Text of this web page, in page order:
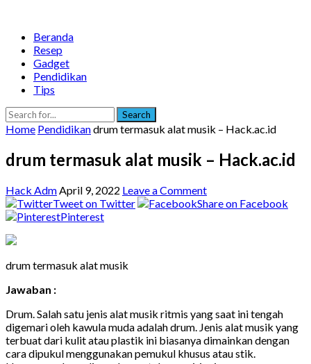
Beranda
Resep
Gadget
Pendidikan
Tips
Search
Home Pendidikandrum termasuk alat musik – Hack.ac.id
drum termasuk alat musik – Hack.ac.id
Hack AdmApril 9, 2022 Leave a Comment
Tweet on Twitter
Share on Facebook
Pinterest
drum termasuk alat musik
Jawaban :
Drum. Salah satu jenis alat musik ritmis yang saat ini tengah
digemari oleh kawula muda adalah drum. Jenis alat musik yang
terbuat dari kulit atau plastik ini biasanya dimainkan dengan
cara dipukul menggunakan pemukul khusus atau stik.